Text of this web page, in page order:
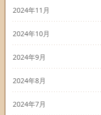
2024年11月
2024年10月
2024年9月
2024年8月
2024年7月